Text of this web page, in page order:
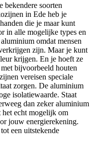
bekendere soorten
in Ede heb je
die je maar kunt
in alle mogelijke types en
omdat mensen
zijn. Maar je kunt
krijgen. En je hoeft ze
bijvoorbeeld houten
vereisen speciale
zorgen. De aluminium
isolatiewaarde. Staat
dan zeker aluminium
het echt mogelijk om
jouw energierekening.
een uitstekende